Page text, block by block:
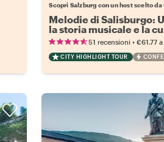
Scopri Salzburg con un host scelto da
Melodie di Salisburgo:
la storia musicale e la
51 recensioni •€61.77
CITY HIGHLIGHT TOUR